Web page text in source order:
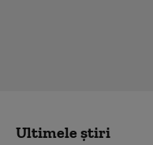
Ultimele știri